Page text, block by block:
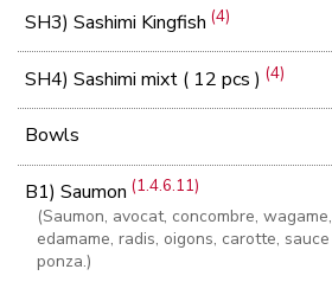
SH3) Sashimi Kingfish(4)
SH4) Sashimi mixt ( 12 pcs )(4)
Bowls
B1) Saumon(1.4.6.11)
(Saumon, avocat, concombre, wagame,
edamame, radis, oigons, carotte, sauce
ponza.)